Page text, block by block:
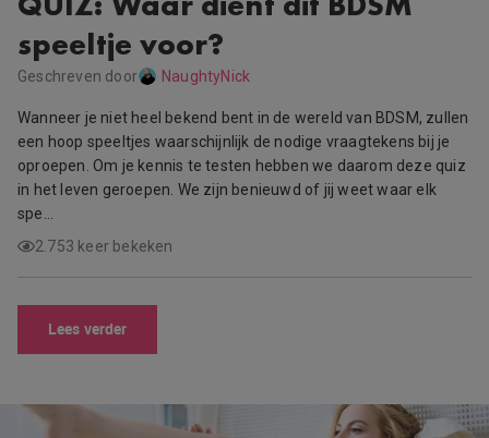
speeltje voor?
Geschreven door NaughtyNick
Wanneer je niet heel bekend bent in de wereld van BDSM, zullen
een hoop speeltjes waarschijnlijk de nodige vraagtekens bij je
oproepen. Om je kennis te testen hebben we daarom deze quiz
in het leven geroepen. We zijn benieuwd of jij weet waar elk
spe…
2.753 keer bekeken
Lees verder